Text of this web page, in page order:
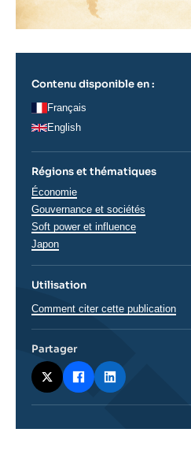
Contenu disponible en :
Français
English
Régions et thématiques
Thématiques
analyses
Économie
Gouvernance et sociétés
Soft power et influence
Régions
Japon
Utilisation
Comment citer cette publication
Partager